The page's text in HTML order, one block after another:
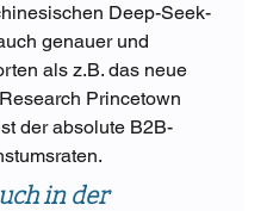
Deep-Seek-
genauer und
als z.B. das neue
Princetown
der absolute B2B-
in der